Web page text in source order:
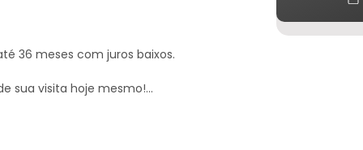
36 meses com juros baixos.
sua visita hoje mesmo!